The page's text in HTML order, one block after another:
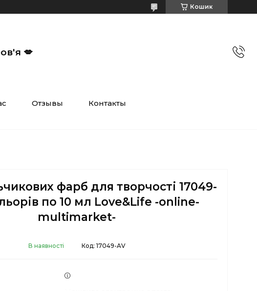
Кошик
💋
Отзывы Контакты
фарб для творчості 17049-
по 10 мл Love&Life -online-
multimarket-
В наявності Код: 17049-AV